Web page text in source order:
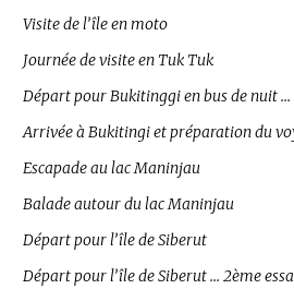
Visite de l’île en moto
Journée de visite en Tuk Tuk
Départ pour Bukitinggi en bus de nuit
Arrivée à Bukitingi et préparation du
Escapade au lac Maninjau
Balade autour du lac Maninjau
Départ pour l’île de Siberut
Départ pour l’île de Siberut … 2ème